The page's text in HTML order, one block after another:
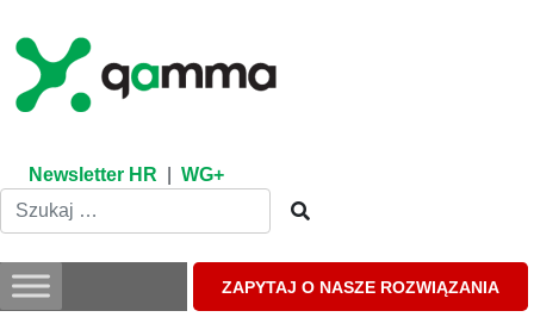
content
Newsletter HR WG+
ZAPYTAJ O NASZE ROZWIĄZANIA